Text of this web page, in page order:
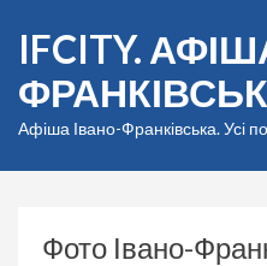
вмісту
(натисніть
Enter)
IFCITY.
Афіша Івано-Франківська. Усі
Фото Івано-